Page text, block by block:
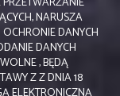
NARUSZA
DANYCH
DANYCH
, BĘDĄ
Z Z DNIA 18